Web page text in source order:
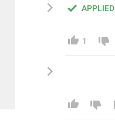
APPLIED
1